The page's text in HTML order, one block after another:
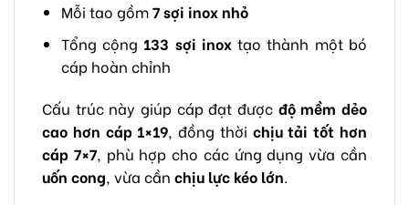
Mỗi tao gồm7 sợi inox nhỏ
Tổng cộng 133 sợi inoxtạo thành một bó
cáp hoàn chỉnh
Cấu trúc này giúp cáp đạt được độ mềm dẻo
cao hơn cáp 1×19 , đồng thời chịu tải tốt hơn
cáp 7×7, phù hợp cho các ứng dụng vừa cần
uốn cong , vừa cần chịu lực kéo lớn